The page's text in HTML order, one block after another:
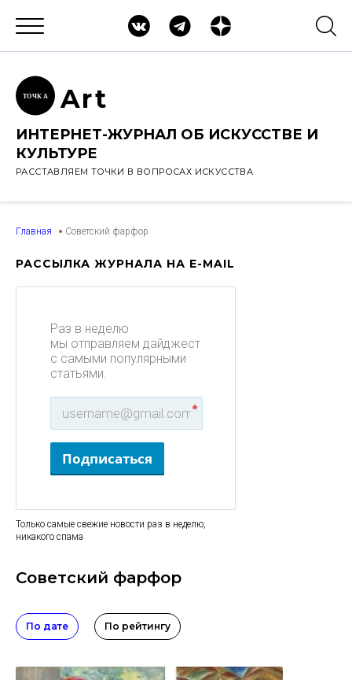
ТОЧК А Art
ИНТЕРНЕТ-ЖУРНАЛ ОБ ИСКУССТВЕ И
КУЛЬТУРЕ
РАССТАВЛЯЕМ ТОЧКИ В ВОПРОСАХ ИСКУССТВА
Главная Советский фарфор
РАССЫЛКА ЖУРНАЛА НА E-MAIL
Раз в неделю
мы отправляем дайджест
с самыми популярными
статьями.
*
Подписаться
Только самые свежие новости раз в неделю,
никакого спама
Советский фарфор
По дате По рейтингу